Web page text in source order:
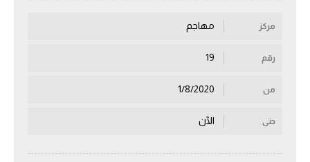
أقساممركز مهاجم
رقم
من
حتى الآن